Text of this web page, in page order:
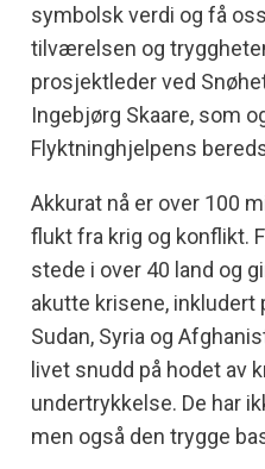
symbolsk verdi og få
tilværelsen og
prosjektleder ved
Ingebjørg Skaare, som
Flyktninghjelpens
Akkurat nå er over 100
flukt fra krig og konflikt.
stede i over 40 land og
akutte krisene, inkludert
Sudan, Syria og
livet snudd på hodet av
undertrykkelse. De har
men også den trygge